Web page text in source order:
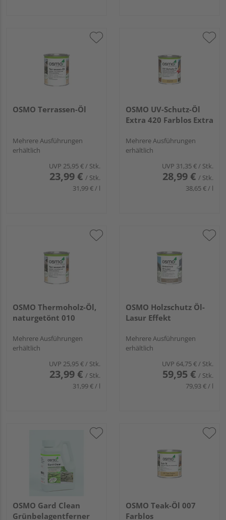
OSMO Terrassen-Öl
Mehrere Ausführungen
erhältlich
UVP 25,95 €/ Stk.
23,99 € / Stk.
31,99 € / l
OSMO UV-Schutz-Öl
Extra 420 Farblos Extra
Mehrere Ausführungen
erhältlich
UVP 31,35 €/ Stk.
28,99 € / Stk.
38,65 € / l
OSMO Thermoholz-Öl,
naturgetönt 010
Mehrere Ausführungen
erhältlich
UVP 25,95 €/ Stk.
23,99 € / Stk.
31,99 € / l
OSMO Holzschutz Öl-
Lasur Effekt
Mehrere Ausführungen
erhältlich
UVP 64,75 €/ Stk.
59,95 € / Stk.
79,93 € / l
OSMO Gard Clean
Grünbelagentferner
OSMO Teak-Öl 007
Farblos